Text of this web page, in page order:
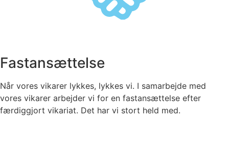
Fastansættelse
Når vores vikarer lykkes, lykkes vi. I samarbejde med
vores vikarer arbejder vi for en fastansættelse efter
færdiggjort vikariat. Det har vi stort held med.